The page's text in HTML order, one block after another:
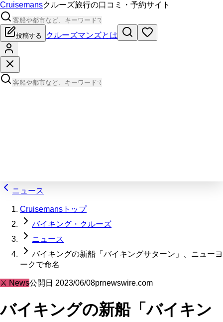
Cruisemansクルーズ旅行の口コミ・予約サイト
投稿する クルーズマンズとは
ニュース
Cruisemansトップ
バイキング・クルーズ
ニュース
バイキングの新船「バイキングサターン」、ニューヨ
ークで命名
⚔️ News公開日 2023/06/08prnewswire.com
バイキングの新船「バイキン